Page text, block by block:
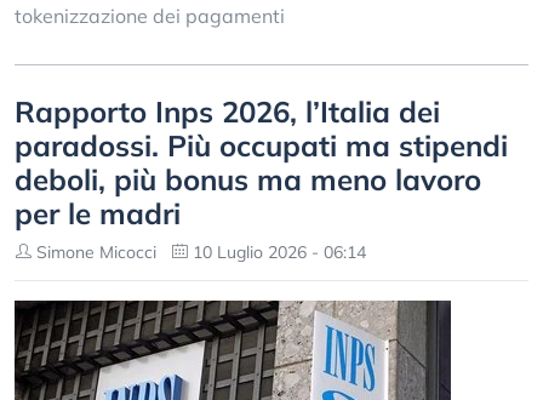
tokenizzazione dei pagamenti
Rapporto Inps 2026, l’Italia dei
paradossi. Più occupati ma stipendi
deboli, più bonus ma meno lavoro
per le madri
Simone Micocci 10 Luglio 2026 - 06:14